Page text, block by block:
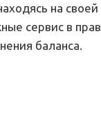
на своей
сервис в
баланса.